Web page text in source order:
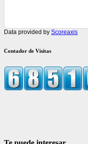
Data provided by Scoreaxis
Contador de Visitas